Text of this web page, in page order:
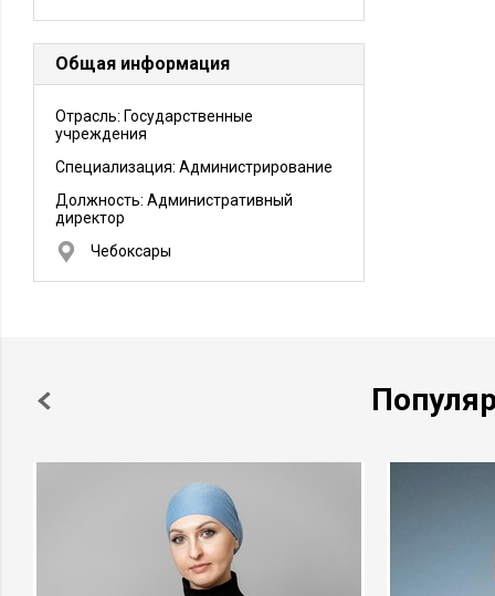
Общая информация
Отрасль: Государственные
учреждения
Специализация: Администрирование
Должность: Административный
директор
Чебоксары